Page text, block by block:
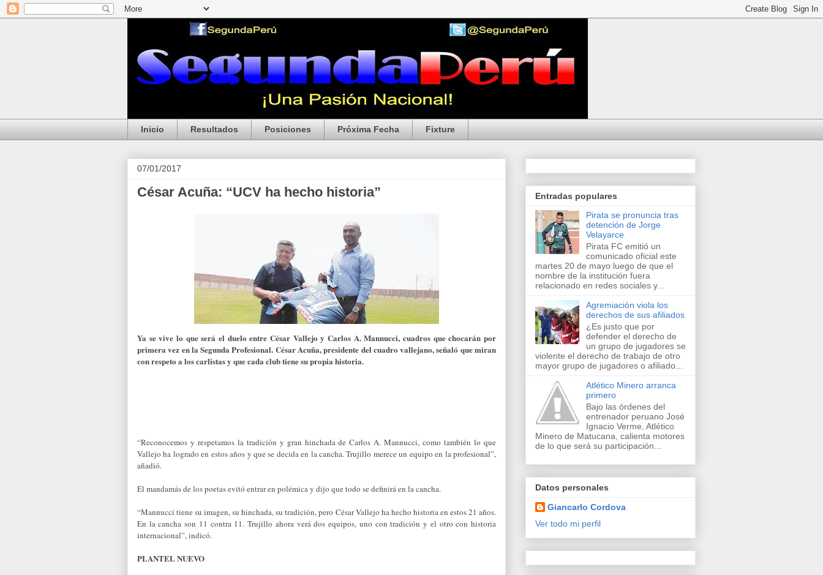
Inicio Resultados Posiciones Próxima Fecha Fixture
07/01/2017
César Acuña: “UCV ha hecho historia”
Ya se vive lo que será el duelo entre César Vallejo y Carlos A. Mannucci, cuadros que chocarán por
primera vez en la Segunda Profesional. César Acuña, presidente del cuadro vallejano, señaló que miran
con respeto a los carlistas y que cada club tiene su propia historia.
“Reconocemos y respetamos la tradición y gran hinchada de Carlos A. Mannucci, como también lo que
Vallejo ha logrado en estos años y que se decida en la cancha. Trujillo merece un equipo en la profesional”,
añadió.
El mandamás de los poetas evitó entrar en polémica y dijo que todo se definirá en la cancha.
“Mannucci tiene su imagen, su hinchada, su tradición, pero César Vallejo ha hecho historia en estos 21 años.
En la cancha son 11 contra 11. Trujillo ahora verá dos equipos, uno con tradición y el otro con historia
internacional”, indicó.
PLANTEL NUEVO
Entradas populares
Pirata se pronuncia tras
detención de Jorge
Velayarce
Pirata FC emitió un
comunicado oficial este
martes 20 de mayo luego de que el
nombre de la institución fuera
relacionado en redes sociales y...
Agremiación viola los
derechos de sus afiliados
¿Es justo que por
defender el derecho de
un grupo de jugadores se
violente el derecho de trabajo de otro
mayor grupo de jugadores o afiliado...
Atlético Minero arranca
primero
Bajo las órdenes del
entrenador peruano José
Ignacio Verme, Atlético
Minero de Matucana, calienta motores
de lo que será su participación...
Datos personales
Giancarlo Cordova
Ver todo mi perfil